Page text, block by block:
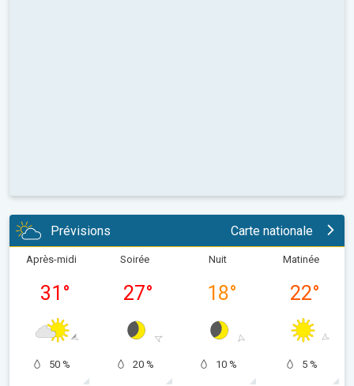
Prévisions Carte nationale
Après-midi
31 °
50 %
Soirée
27°
20 %
Nuit
18°
10 %
Matinée
22°
5 %